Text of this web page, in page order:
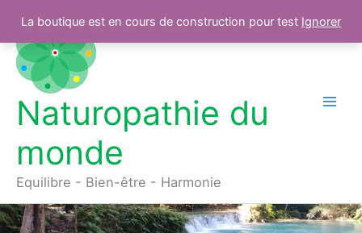
La boutique est en cours de construction pour test Ignorer
contenu
Naturopathie du
monde
Equilibre - Bien-être - Harmonie